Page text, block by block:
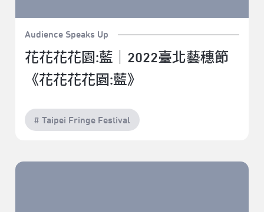
Audience Speaks Up
花花花花園:藍｜2022臺北藝穗節
《花花花花園:藍》
# Taipei Fringe Festival
30歲！生日快樂！｜2022臺北藝穗節《卅有其事》